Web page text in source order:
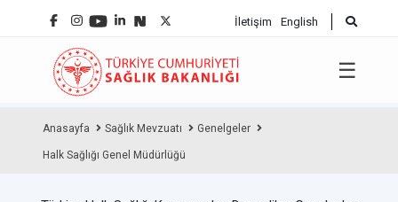
İletişim English
☰
Anasayfa Sağlık Mevzuatı Genelgeler
Halk Sağlığı Genel Müdürlüğü